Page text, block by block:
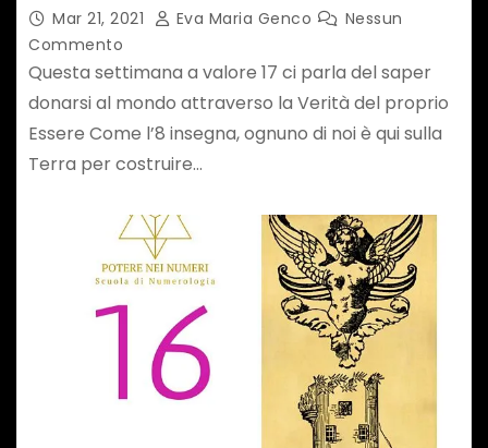
Mar 21, 2021 Eva Maria Genco
Nessun
Commento
Questa settimana a valore 17 ci parla del saper
donarsi al mondo attraverso la Verità del proprio
Essere Come l’8 insegna, ognuno di noi è qui sulla
Terra per costruire…